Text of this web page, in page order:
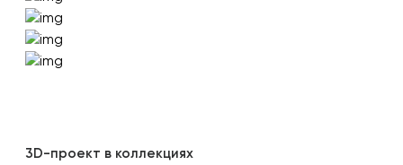
3D-проект в коллекциях